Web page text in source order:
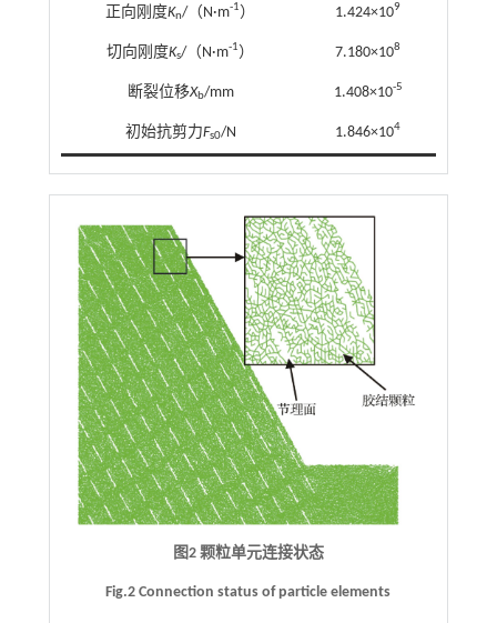
正向刚度Kn/（N·m-1） 1.424×109
切向刚度Ks/（N·m-1） 7.180×108
断裂位移Xb/mm 1.408×10-5
初始抗剪力Fs0/N 1.846×104
图2 颗粒单元连接状态
Fig.2 Connection status of particle elements